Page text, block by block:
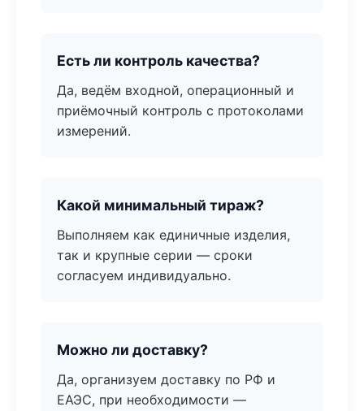
Есть ли контроль качества?
Да, ведём входной, операционный и
приёмочный контроль с протоколами
измерений.
Какой минимальный тираж?
Выполняем как единичные изделия,
так и крупные серии — сроки
согласуем индивидуально.
Можно ли доставку?
Да, организуем доставку по РФ и
ЕАЭС, при необходимости —